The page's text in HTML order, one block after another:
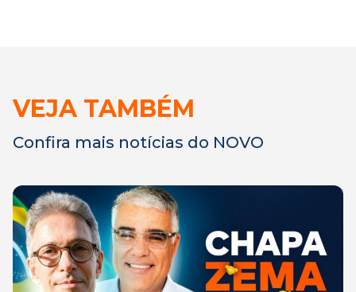
VEJA TAMBÉM
Confira mais notícias do NOVO